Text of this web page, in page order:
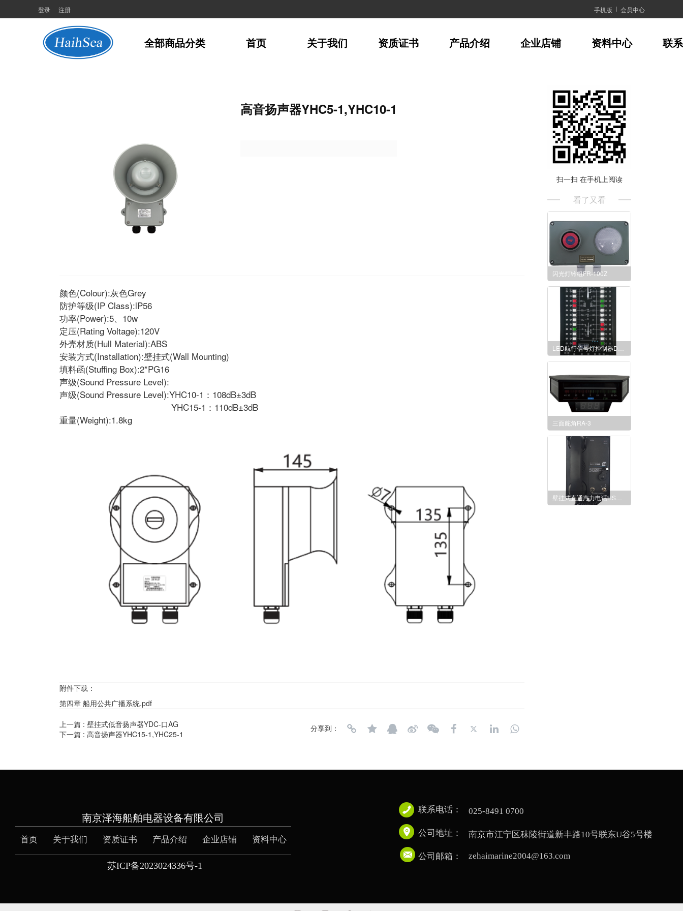
登录 注册 手机版 会员中心
首页 关于我们 资质证书 产品介绍 企业店铺 资料中心 联
全部商品分类
高音扬声器YHC5-1,YHC10-1
颜色(Colour):灰色Grey
防护等级(IP Class):lP56
功率(Power):5、10w
定压(Rating Voltage):120V
外壳材质(Hull Material):ABS
安装方式(Installation):壁挂式(Wall Mounting)
填料函(Stuffing Box):2*PG16
声级(Sound Pressure Level):
声级(Sound Pressure Level):YHC10-1：108dB±3dB
YHC15-1：110dB±3dB
重量(Weight):1.8kg
附件下载：
第四章 船用公共广播系统.pdf
上一篇 : 壁挂式低音扬声器YDC-口AG
下一篇 : 高音扬声器YHC15-1,YHC25-1
分享到：
扫一扫 在手机上阅读
看了又看
闪光灯铃组FR-100Z
三面舵角RA-3
首页 关于我们 资质证书 产品介绍 企业店铺 资料中心
联系电话：
公司地址：
公司邮箱：
025-8491 0700
南京市江宁区秣陵街道新丰路10号联东U谷5号楼
zehaimarine2004@163.com
南京泽海船舶电器设备有限公司
苏ICP备2023024336号-1